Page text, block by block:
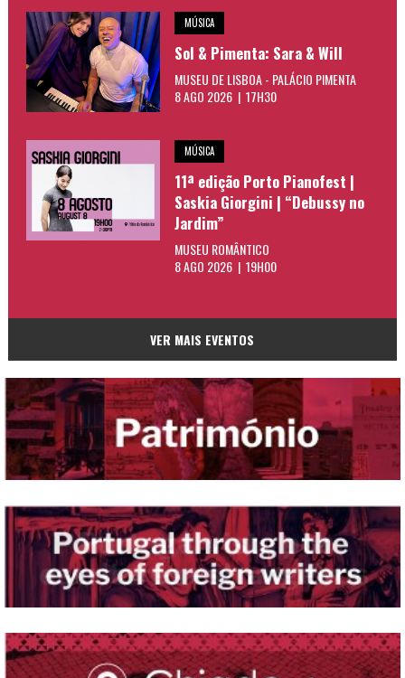
MÚSICA
Sol & Pimenta: Sara & Will
MUSEU DE LISBOA - PALÁCIO PIMENTA
8 AGO 2026 | 17H30
MÚSICA
11ª edição Porto Pianofest |
Saskia Giorgini | “Debussy no
Jardim”
MUSEU ROMÂNTICO
8 AGO 2026 | 19H00
VER MAIS EVENTOS